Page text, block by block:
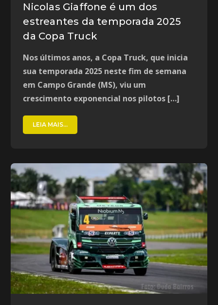
Nicolas Giaffone é um dos
estreantes da temporada 2025
da Copa Truck
Nos últimos anos, a Copa Truck, que inicia
sua temporada 2025 neste fim de semana
em Campo Grande (MS), viu um
crescimento exponencial nos pilotos […]
LEIA MAIS...